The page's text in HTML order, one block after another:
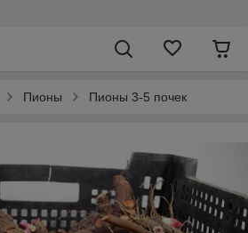
Пионы Пионы 3-5 почек